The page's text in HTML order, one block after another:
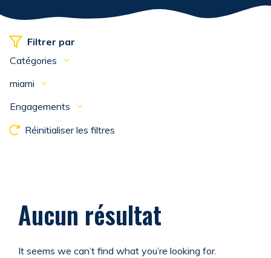
Filtrer par
Catégories
miami
Engagements
Réinitialiser les filtres
Aucun résultat
It seems we can’t find what you’re looking for.